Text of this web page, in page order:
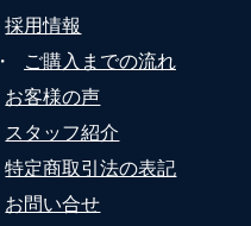
採用情報
・
ご購入までの流れ
お客様の声
スタッフ紹介
特定商取引法の表記
お問い合せ